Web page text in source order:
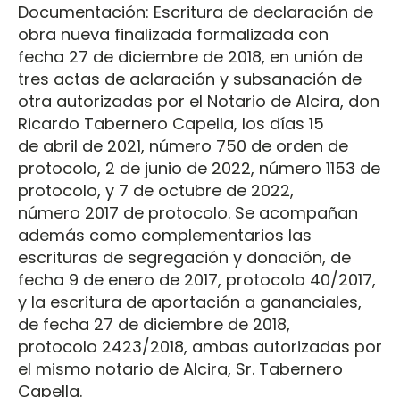
Documentación: Escritura de declaración de
obra nueva finalizada formalizada con
fecha 27 de diciembre de 2018, en unión de
tres actas de aclaración y subsanación de
otra autorizadas por el Notario de Alcira, don
Ricardo Tabernero Capella, los días 15
de abril de 2021, número 750 de orden de
protocolo, 2 de junio de 2022, número 1153 de
protocolo, y 7 de octubre de 2022,
número 2017 de protocolo. Se acompañan
además como complementarios las
escrituras de segregación y donación, de
fecha 9 de enero de 2017, protocolo 40/2017,
y la escritura de aportación a gananciales,
de fecha 27 de diciembre de 2018,
protocolo 2423/2018, ambas autorizadas por
el mismo notario de Alcira, Sr. Tabernero
Capella.